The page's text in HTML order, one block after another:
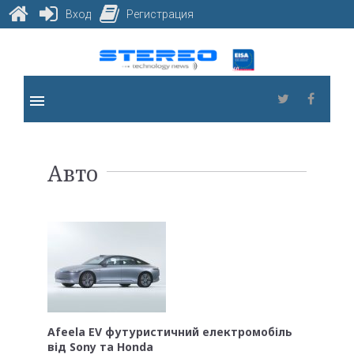
content
Twitter
menu
Авто
Авто
Afeela EV футуристичний електромобіль
від Sony та Honda
Вход Регистрация